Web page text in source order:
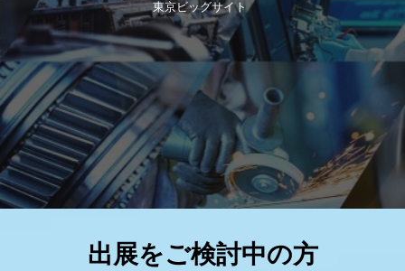
ー
ル
ド
東
東京ビッグサイト
出展をご検討中の方